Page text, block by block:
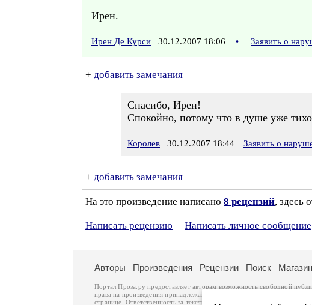
Ирен.
Ирен Де Курси 30.12.2007 18:06 • Заявить о
+ добавить замечания
Спасибо, Ирен!
Спокойно, потому что в душе уже
Королев 30.12.2007 18:44 Заявить о
+ добавить замечания
На это произведение написано 8 рецензий, здесь
Написать рецензию Написать личное сообщение
Авторы Произведения Рецензии Поиск Магазин
Портал Проза.ру предоставляет авторам возможность свободной
права на произведения принадлежат авторам и охраняются
.
странице. Ответственность за тексты произведений авторы несут